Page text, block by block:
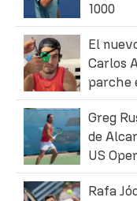
1000
El
Carlos
parche
Greg
de
US
Rafa